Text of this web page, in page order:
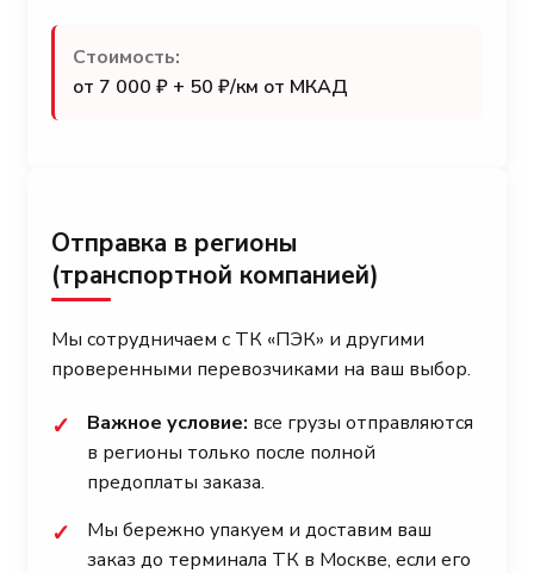
Стоимость:
от 7 000 ₽ + 50 ₽/км от МКАД
Отправка в регионы
(транспортной компанией)
Мы сотрудничаем с ТК «ПЭК» и другими
проверенными перевозчиками на ваш выбор.
✓ Важное условие: все грузы отправляются
в регионы только после полной
предоплаты заказа.
✓
Мы бережно упакуем и доставим ваш
заказ до терминала ТК в Москве, если его